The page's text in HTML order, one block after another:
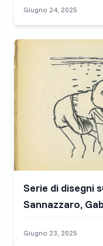
Giugno 24, 2025
Serie di disegni
Sannazzaro,
Giugno 23, 2025